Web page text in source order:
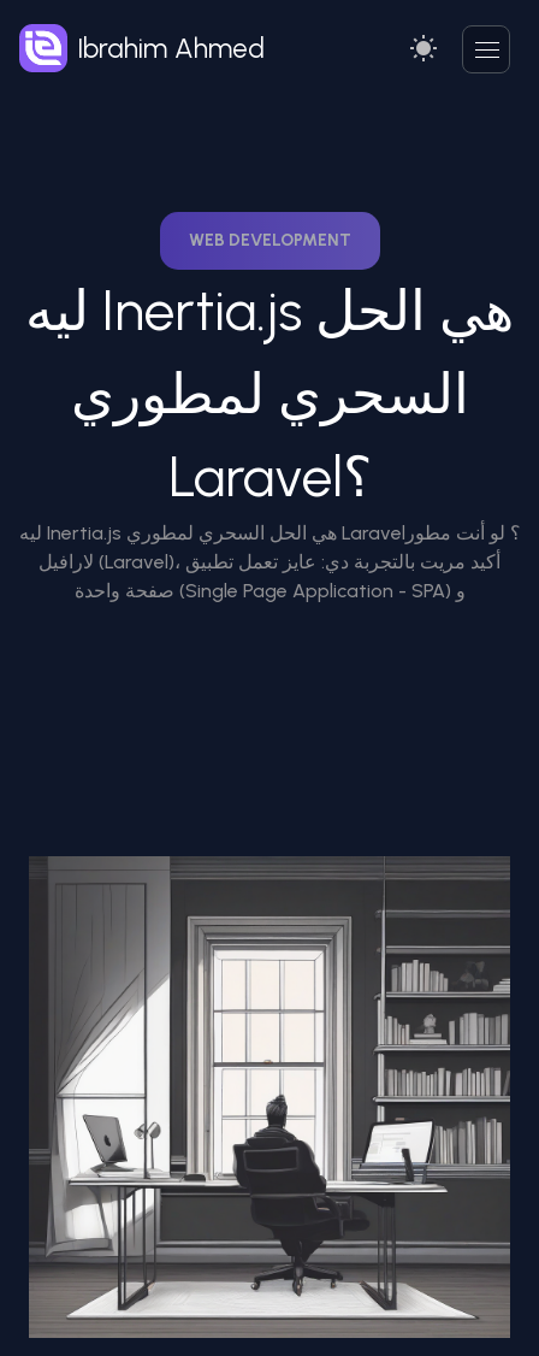
Ibrahim Ahmed
WEB DEVELOPMENT
ليه Inertia.js هي الحل
السحري لمطوري
Laravel؟
ليه Inertia.js هي الحل السحري لمطوري Laravel؟ لو أنت مطور
لارافيل (Laravel)، أكيد مريت بالتجربة دي: عايز تعمل تطبيق
صفحة واحدة (Single Page Application - SPA) و